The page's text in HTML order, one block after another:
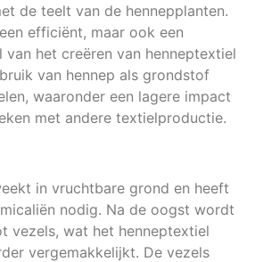
de teelt van de hennepplanten.
efficiënt, maar ook een
van het creëren van henneptextiel
van hennep als grondstof
waaronder een lagere impact
met andere textielproductie.
in vruchtbare grond en heeft
nodig. Na de oogst wordt
vezels, wat het henneptextiel
vergemakkelijkt. De vezels